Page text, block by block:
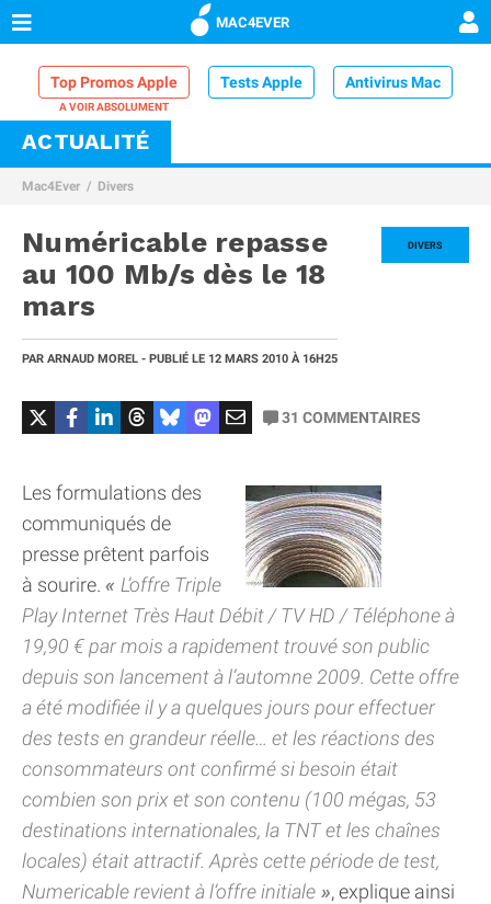
MAC4EVER
Top Promos Apple Tests Apple Antivirus Mac
VPN Mac
Comparatif iPhone
ACTUALITÉ
Mac4Ever Divers
DIVERS
Numéricable repasse
au 100 Mb/s dès le 18
mars
PAR ARNAUD MOREL - PUBLIÉ LE 12 MARS 2010 À 16H25
31 COMMENTAIRES
Les formulations des
communiqués de
presse prêtent parfois
à sourire.
L’offre Triple
Play Internet Très Haut Débit / TV HD / Téléphone à
19,90 € par mois a rapidement trouvé son public
depuis son lancement à l’automne 2009. Cette offre
a été modifiée il y a quelques jours pour effectuer
des tests en grandeur réelle… et les réactions des
consommateurs ont confirmé si besoin était
combien son prix et son contenu (100 mégas, 53
destinations internationales, la TNT et les chaînes
locales) était attractif. Après cette période de test,
Numericable revient à l’offre initiale
, explique ainsi